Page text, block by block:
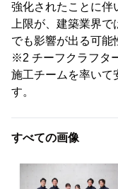
強化されたことに伴
上限が、建築業界
でも影響が出る可能
※2 チーフクラフタ
施工チームを率いて
す。
すべての画像